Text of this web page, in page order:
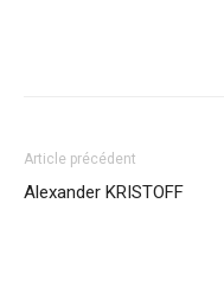
Article précédent
Alexander KRISTOFF